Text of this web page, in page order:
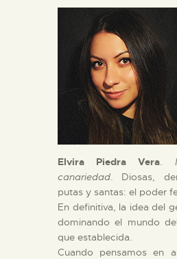
Elvira Piedra Vera
canariedad . Diosas,
putas y santas: el poder
En definitiva, la idea del
dominando el mundo
que establecida.
Cuando pensamos en